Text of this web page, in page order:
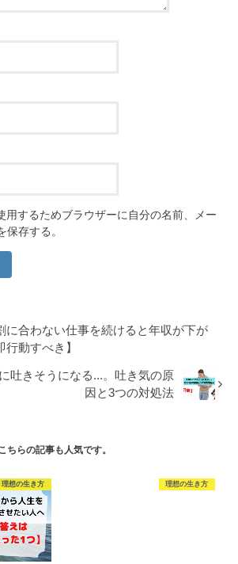
用するためブラウザーに自分の名前、メー
保存する。
に合わない仕事を続けると年収が下が
行動すべき】
吐きそうになる...。吐き気の原
因と3つの対処法
ちらの記事も人気です。
理想の生き方 理想の生き方